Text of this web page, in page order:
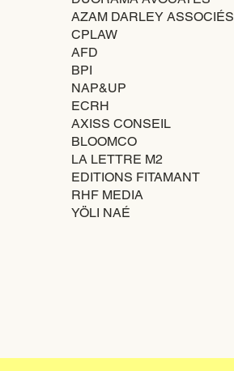
AZAM DARLEY ASSOCIÉS
CPLAW
AFD
BPI
NAP&UP
ECRH
AXISS CONSEIL
BLOOMCO
LA LETTRE M2
EDITIONS FITAMANT
RHF MEDIA
YÖLI NAÉ